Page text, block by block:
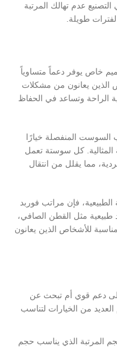
عدم تهالك المرتبة
طويلة.
خاص يوفر دعماً متساوياً
الذين يعانون من مشكلات
الراحة وتساعد في الحفاظ
السوست المنفصلة خيارًا
المثالية. كل سوستة تعمل
مما يقلل من انتقال
فإن مراتب فوربد
طبيعية مثل القطن الصافي،
مناسبة للأشخاص الذين يعانون
دعم قوي أم تبحث عن
من الخيارات لتناسب
المرتبة الذي يناسب حجم